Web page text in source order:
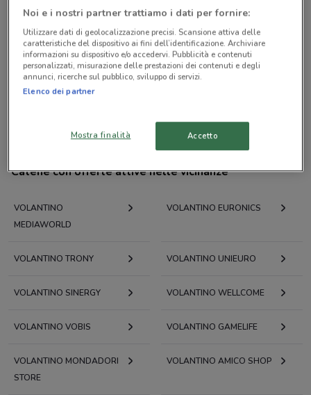
© MapTiler© OpenStreetMap contributors
Via Bernardino Alimena, 111 Roma
10.5 km
CHIUSO
Catene con offerte attive nelle vicinanze
VOLANTINO
MEDIAWORLD
VOLANTINO EURONICS
VOLANTINO TRONY VOLANTINO UNIEURO
VOLANTINO SINERGY VOLANTINO WELLCOME
VOLANTINO VOBIS VOLANTINO GAMELIFE
VOLANTINO MONDADORI
STORE
VOLANTINO AMICO SHOP
Noi e i nostri partner trattiamo i dati per fornire:
Utilizzare dati di geolocalizzazione precisi. Scansione attiva delle
caratteristiche del dispositivo ai fini dell’identificazione. Archiviare
informazioni su dispositivo e/o accedervi. Pubblicità e contenuti
personalizzati, misurazione delle prestazioni dei contenuti e degli
annunci, ricerche sul pubblico, sviluppo di servizi.
Elenco dei partner
Mostra finalità Accetto